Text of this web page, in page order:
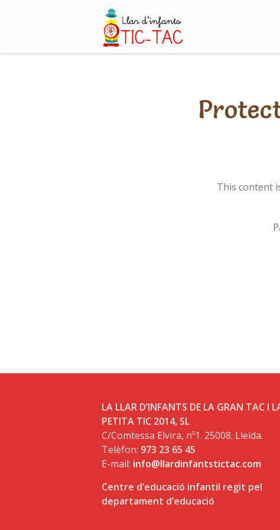
This content
LA LLAR D’INFANTS DE LA GRAN TAC I
PETITA TIC 2014, SL
C/Comtessa Elvira, nº1. 25008. Lleida.
Telèfon: 973 23 65 45
E-mail: info@llardinfantstictac.com
Centre d’educació infantil regit pel
departament d’educació